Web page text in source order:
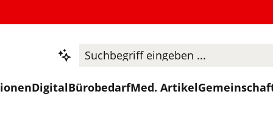
DigitalBürobedarfMed. Artikel